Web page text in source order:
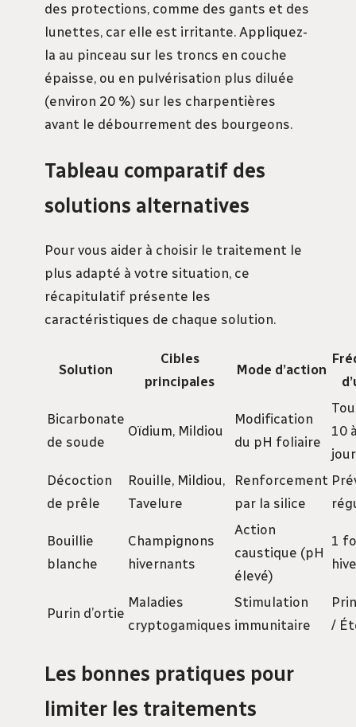
des protections, comme des gants et des
lunettes, car elle est irritante. Appliquez-
la au pinceau sur les troncs en couche
épaisse, ou en pulvérisation plus diluée
(environ 20 %) sur les charpentières
avant le débourrement des bourgeons.
Tableau comparatif des
solutions alternatives
Pour vous aider à choisir le traitement le
plus adapté à votre situation, ce
récapitulatif présente les
caractéristiques de chaque solution.
Solution
Cibles
principales
Mode d’action
Bicarbonate
de soude
Oïdium, Mildiou
Modification
du pH foliaire
10
Décoction
de prêle
Rouille, Mildiou,
Tavelure
Renforcement
par la silice
Bouillie
blanche
Champignons
hivernants
Action
caustique (pH
élevé)
1
Purin d’ortie
Maladies
cryptogamiques
Stimulation
immunitaire
/
Les bonnes pratiques pour
limiter les traitements